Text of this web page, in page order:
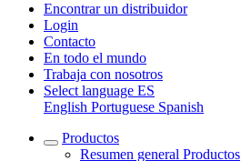
Encontrar un distribuidor
Login
Contacto
En todo el mundo
Trabaja con nosotros
Select language ES
English Portuguese Spanish
Productos
Resumen general Productos